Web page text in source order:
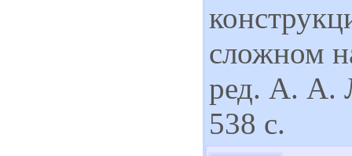
сложном
ред. А. А.
538 с.